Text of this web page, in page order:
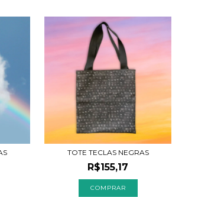
TOTE TECLAS NEGRAS
R$155,17